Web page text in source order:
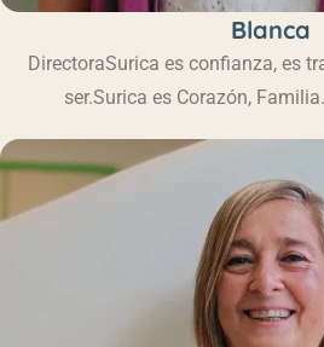
Blanca
DirectoraSurica es confianza, es
ser.Surica es Corazón, Familia.